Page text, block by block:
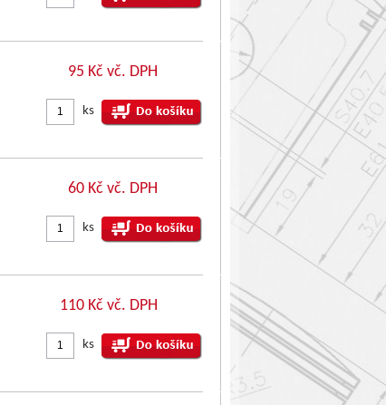
95 Kč vč. DPH
ks
60 Kč vč. DPH
ks
110 Kč vč. DPH
ks